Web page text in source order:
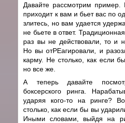
Давайте рассмотрим пример.
приходит к вам и бьет вас по
злитесь, но вам удается
не бьете в ответ.
раз вы не действовали, то и
Но вы отРЕагировали, и
карму. Не столько, как если
но все же.
А теперь давайте
боксерского ринга.
ударяя кого-то на ринге?
столько, как если бы вы
Иными словами, выйдя на